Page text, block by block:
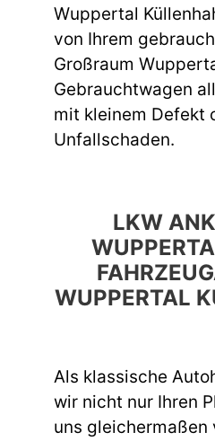
Wuppertal
von Ihrem
Großraum
Gebrauchtwagen
mit kleinem Defekt
Unfallschaden.
LKW
WUPPERTAL
Als klassische
wir nicht nur Ihren
uns gleichermaßen